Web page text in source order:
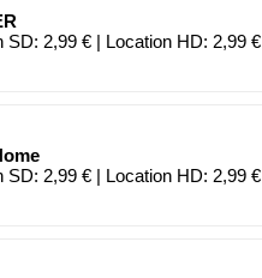
SD: 2,99 € | Location HD: 2,99 €
SD: 2,99 € | Location HD: 2,99 €